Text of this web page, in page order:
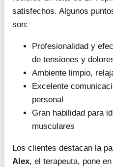
satisfechos. Algunos
son:
Profesionalidad y
de tensiones y
Ambiente limpio,
Excelente
personal
Gran habilidad para
musculares
Los clientes destacan la
Alex, el terapeuta, pone